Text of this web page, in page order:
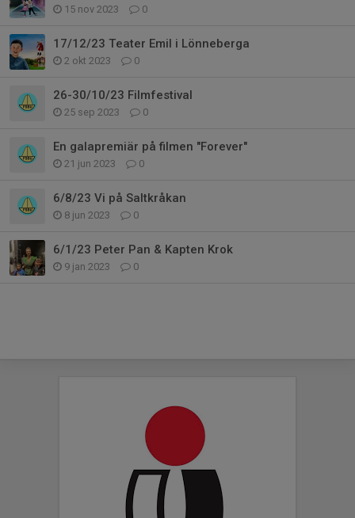
15 nov 2023 0
17/12/23 Teater Emil i Lönneberga
2 okt 2023 0
26-30/10/23 Filmfestival
25 sep 2023 0
En galapremiär på filmen "Forever"
21 jun 2023 0
6/8/23 Vi på Saltkråkan
8 jun 2023 0
6/1/23 Peter Pan & Kapten Krok
9 jan 2023 0